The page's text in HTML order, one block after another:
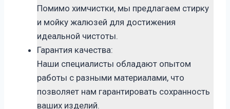
Помимо химчистки, мы предлагаем стирку
и мойку жалюзей для достижения
идеальной чистоты.
Гарантия качества:
Наши специалисты обладают опытом
работы с разными материалами, что
позволяет нам гарантировать сохранность
ваших изделий.